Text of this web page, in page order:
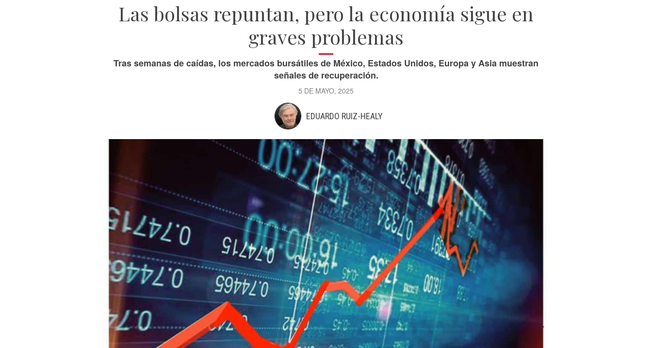
Las bolsas repuntan, pero la economía sigue en
graves problemas
Tras semanas de caídas, los mercados bursátiles de México, Estados Unidos, Europa y Asia muestran
señales de recuperación.
5 DE MAYO, 2025
EDUARDO RUIZ-HEALY